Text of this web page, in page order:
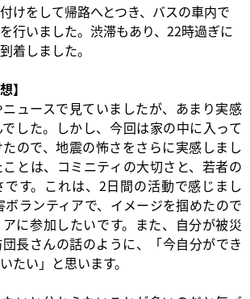
けをして帰路へとつき、バスの車内で
行いました。渋滞もあり、22時過ぎに
着しました。
】
ニュースで見ていましたが、あまり実感
した。しかし、今回は家の中に入って
ので、地震の怖さをさらに実感しまし
とは、コミニティの大切さと、若者の
す。これは、2日間の活動で感じまし
ボランティアで、イメージを掴めたので
に参加したいです。また、自分が被災
長さんの話のように、「今自分ができ
たい」と思います。